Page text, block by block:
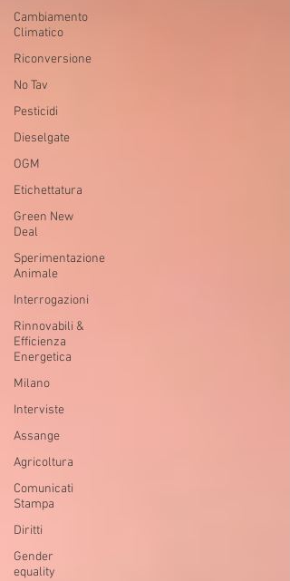
Cambiamento
Climatico
Riconversione
No Tav
Pesticidi
Dieselgate
OGM
Etichettatura
Green New
Deal
Sperimentazione
Animale
Interrogazioni
Rinnovabili &
Efficienza
Energetica
Milano
Interviste
Assange
Agricoltura
Comunicati
Stampa
Diritti
Gender
equality